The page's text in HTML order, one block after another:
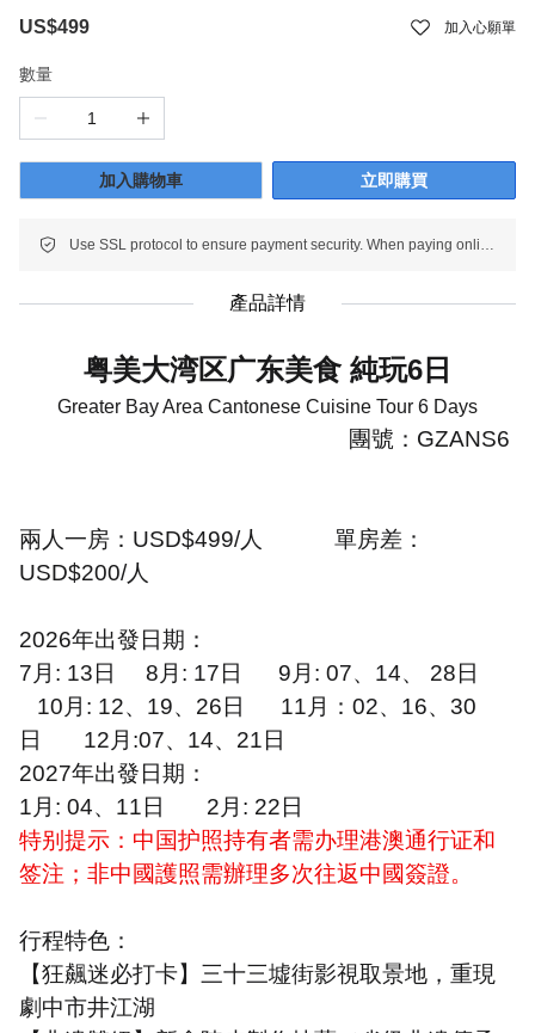
US$499
加入心願單
數量
加入購物車 立即購買
Use SSL protocol to ensure payment security. When paying online, your payment information is protected.
產品詳情
粤美大湾区广东美食 純玩6 日
Greater Bay Area Cantonese Cuisine Tour 6 Days
團號： GZANS6
兩人一房： USD$499/人
單房差：
USD$200/人
2026年出發日期：
7 月 : 13 日 8 月 : 17 日 9 月 : 07、 14、 28 日
10 月 : 12、 19、 26 日 11 月： 02、 16、 30
日
12 月 :07、 14、 21 日
2027年出發日期：
1 月 : 04、 11 日 2 月 : 22 日
特别提示：中国护照持有者需办理港澳通行证和
签注；非中國護照需辦理多次往返中國簽證。
行程特色：
【狂飆迷必打卡】三十三墟街影視取景地，重現
劇中市井江湖